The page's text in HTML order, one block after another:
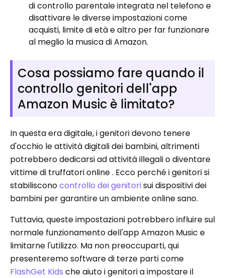
di controllo parentale integrata nel telefono e
disattivare le diverse impostazioni come
acquisti, limite di età e altro per far funzionare
al meglio la musica di Amazon.
Cosa possiamo fare quando il
controllo genitori dell'app
Amazon Music è limitato?
In questa era digitale, i genitori devono tenere
d'occhio le attività digitali dei bambini, altrimenti
potrebbero dedicarsi ad attività illegali o diventare
vittime di truffatori online . Ecco perché i genitori si
stabilisconocontrollo dei genitorisui dispositivi dei
bambini per garantire un ambiente online sano.
Tuttavia, queste impostazioni potrebbero influire sul
normale funzionamento dell'app Amazon Music e
limitarne l'utilizzo. Ma non preoccuparti, qui
presenteremo software di terze parti come
FlashGet Kids che aiuto i genitori a impostare il